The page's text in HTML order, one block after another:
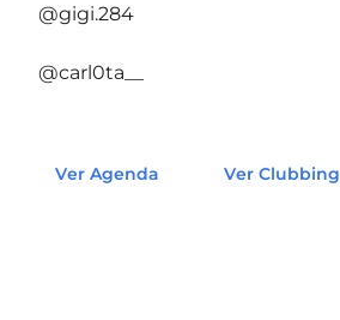
@gigi.284
@carl0ta__
Ver Agenda Ver Clubbing